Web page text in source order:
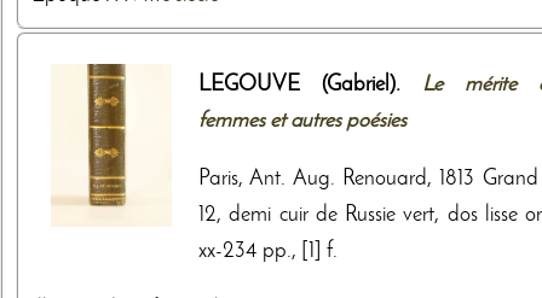
LEGOUVE (Gabriel). Le mérite
femmes et autres poésies
Paris, Ant. Aug. Renouard, 1813
12, demi cuir de Russie vert, dos lisse
xx-234 pp., [1] f.